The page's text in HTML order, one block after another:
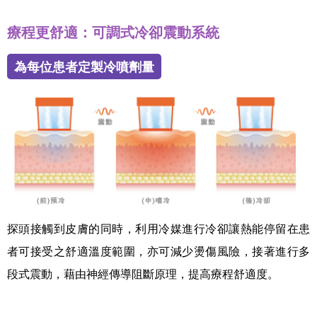
療程更舒適：可調式冷卻震動系統
為每位患者定製冷噴劑量
探頭接觸到皮膚的同時，利用冷媒進行冷卻讓熱能停留在患
者可接受之舒適溫度範圍，亦可減少燙傷風險，接著進行多
段式震動，藉由神經傳導阻斷原理，提高療程舒適度。